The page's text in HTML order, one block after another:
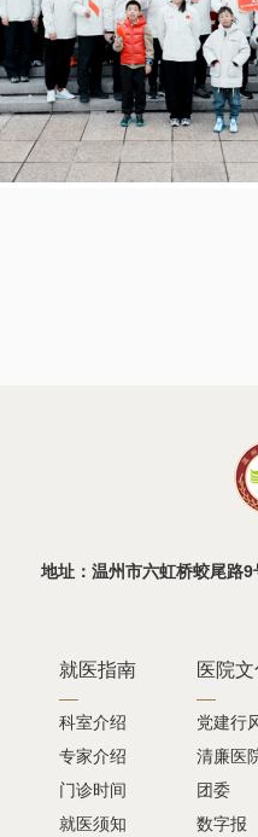
地址：温州市六虹桥蛟尾路
就医指南
科室介绍
专家介绍
门诊时间
就医须知
医院文
党建行
清廉医
团委
数字报